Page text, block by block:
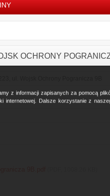
z informacji zapisanych za pomocą
internetowej. Dalsze korzystanie z
OCHRONY
9B.pdf